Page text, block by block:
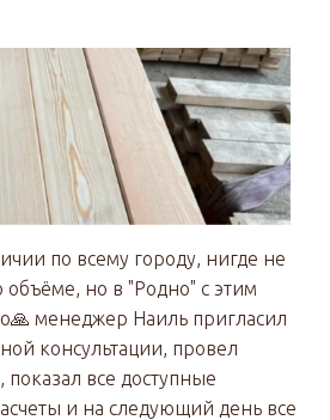
по всему городу, нигде не
но в "Родно" с этим
менеджер Наиль пригласил
консультации, провел
показал все доступные
и на следующий день все